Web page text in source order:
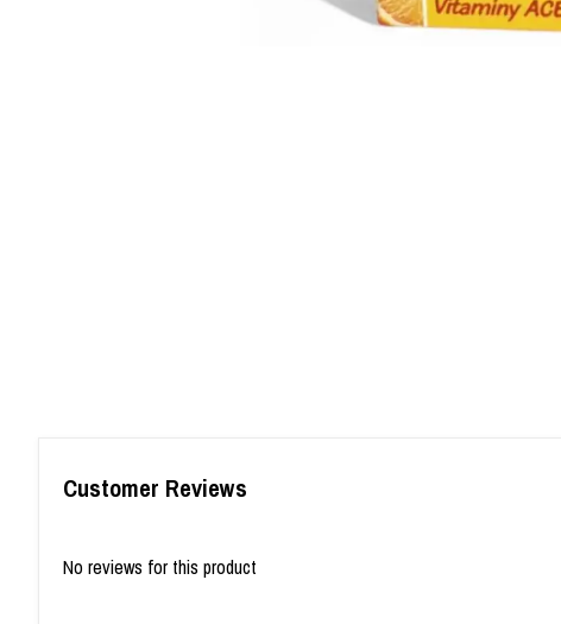
Customer Reviews
No reviews for this product